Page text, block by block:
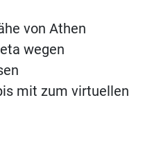
von Athen
wegen
mit zum virtuellen